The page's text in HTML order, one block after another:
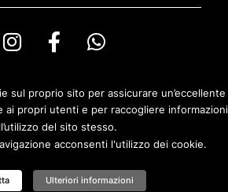
Architetti PPeC della Provincia di Bergamo e
Architetti Bergamo
sul proprio sito per assicurare un’eccellente
ai propri utenti e per raccogliere informazioni
del sito stesso.
acconsenti l'utilizzo dei cookie.
Ulteriori informazioni